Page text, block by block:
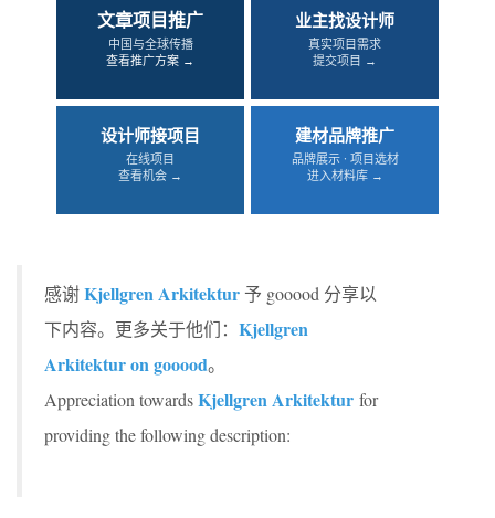
文章项目推广
中国与全球传播
查看推广方案 →
业主找设计师
真实项目需求
提交项目 →
设计师接项目
在线项目
查看机会 →
建材品牌推广
品牌展示 · 项目选材
进入材料库 →
感谢Kjellgren Arkitektur予 gooood 分享以
下内容。更多关于他们： Kjellgren
Arkitektur on gooood。
Appreciation towardsKjellgren Arkitektur for
providing the following description: